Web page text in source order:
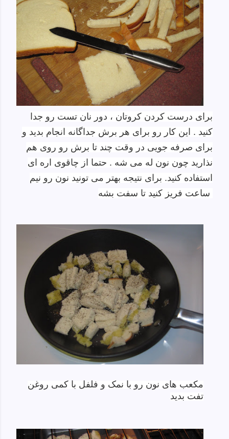
برای درست کردن کروتان ، دور نان تست رو جدا
کنید . این کار رو برای هر برش جداگانه انجام بدید و
برای صرفه جویی در وقت چند تا برش رو روی هم
نذارید چون نون له می شه . حتما از چاقوی اره ای
استفاده کنید. برای نتیجه بهتر می تونید نون رو نیم
مکعب های نون رو با نمک و فلفل با کمی روغن
تفت بدید